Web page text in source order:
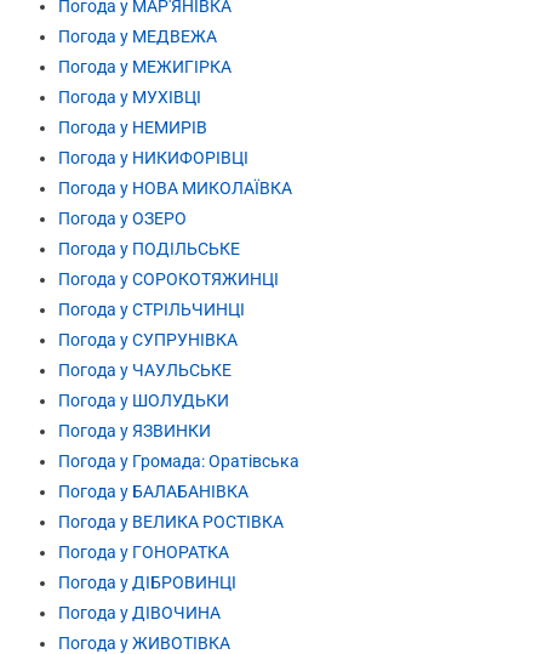
Погода у МАР'ЯНІВКА
Погода у МЕДВЕЖА
Погода у МЕЖИГІРКА
Погода у МУХІВЦІ
Погода у НЕМИРІВ
Погода у НИКИФОРІВЦІ
Погода у НОВА МИКОЛАЇВКА
Погода у ОЗЕРО
Погода у ПОДІЛЬСЬКЕ
Погода у СОРОКОТЯЖИНЦІ
Погода у СТРІЛЬЧИНЦІ
Погода у СУПРУНІВКА
Погода у ЧАУЛЬСЬКЕ
Погода у ШОЛУДЬКИ
Погода у ЯЗВИНКИ
Погода у Громада: Оратівська
Погода у БАЛАБАНІВКА
Погода у ВЕЛИКА РОСТІВКА
Погода у ГОНОРАТКА
Погода у ДІБРОВИНЦІ
Погода у ДІВОЧИНА
Погода у ЖИВОТІВКА